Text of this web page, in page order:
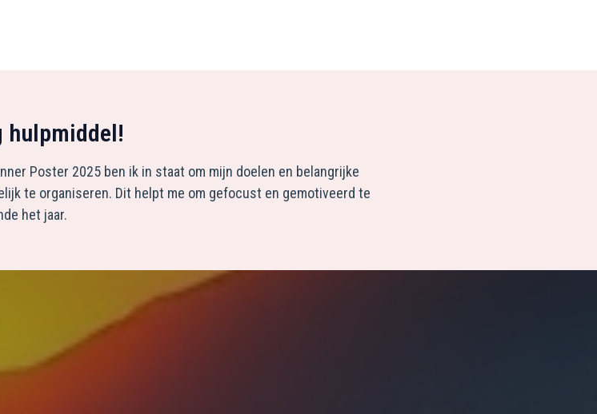
hulpmiddel!
Poster 2025 ben ik in staat om mijn doelen en belangrijke
te organiseren. Dit helpt me om gefocust en gemotiveerd te
het jaar.